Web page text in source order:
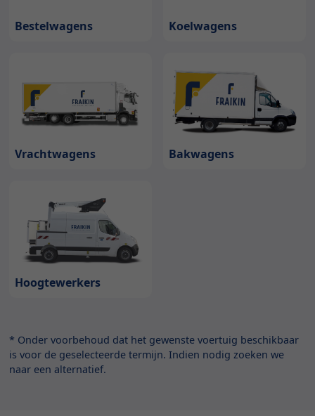
Bestelwagens Koelwagens
Vrachtwagens Bakwagens
Hoogtewerkers
* Onder voorbehoud dat het gewenste voertuig beschikbaar
is voor de geselecteerde termijn. Indien nodig zoeken we
naar een alternatief.